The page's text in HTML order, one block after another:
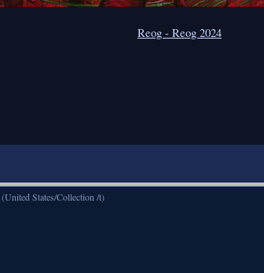
Reog - Reog 2024
(United States/Collection /t)